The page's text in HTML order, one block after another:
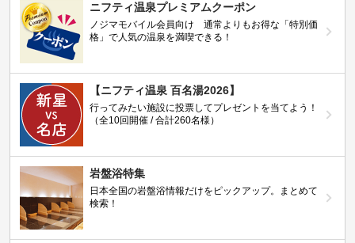
ニフティ温泉プレミアムクーポン
ノジマモバイル会員向け 通常よりもお得な「特別価
格」で人気の温泉を満喫できる！
【ニフティ温泉 百名湯2026】
行ってみたい施設に投票してプレゼントを当てよう！
（全10回開催 / 合計260名様）
岩盤浴特集
日本全国の岩盤浴情報だけをピックアップ。まとめて
検索！